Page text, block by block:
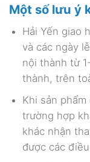
Một số lưu ý
Hải Yến giao
và các ngày
nội thành từ
thành, trên
Khi sản
trường hợp
khác nhận
được các